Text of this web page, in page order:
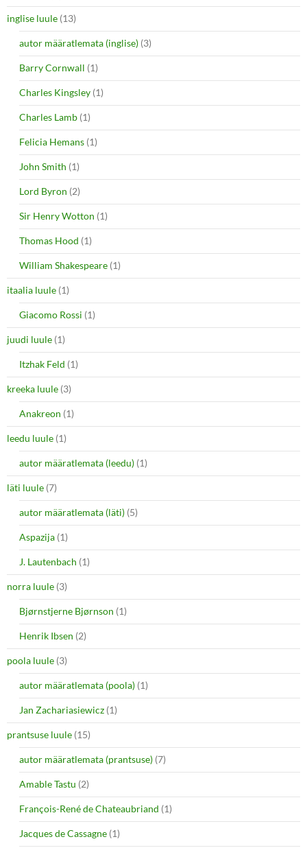
inglise luule (13)
autor määratlemata (inglise) (3)
Barry Cornwall (1)
Charles Kingsley (1)
Charles Lamb (1)
Felicia Hemans (1)
John Smith (1)
Lord Byron (2)
Sir Henry Wotton (1)
Thomas Hood (1)
William Shakespeare (1)
itaalia luule (1)
Giacomo Rossi (1)
juudi luule (1)
Itzhak Feld (1)
kreeka luule (3)
Anakreon (1)
leedu luule (1)
autor määratlemata (leedu) (1)
läti luule (7)
autor määratlemata (läti) (5)
Aspazija (1)
J. Lautenbach (1)
norra luule (3)
Bjørnstjerne Bjørnson (1)
Henrik Ibsen (2)
poola luule (3)
autor määratlemata (poola) (1)
Jan Zachariasiewicz (1)
prantsuse luule (15)
autor määratlemata (prantsuse) (7)
Amable Tastu (2)
François-René de Chateaubriand (1)
Jacques de Cassagne (1)